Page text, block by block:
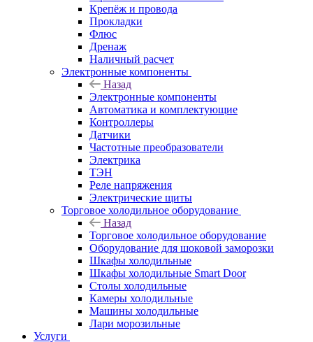
Крепёж и провода
Прокладки
Флюс
Дренаж
Наличный расчет
Электронные компоненты
Назад
Электронные компоненты
Автоматика и комплектующие
Контроллеры
Датчики
Частотные преобразователи
Электрика
ТЭН
Реле напряжения
Электрические щиты
Торговое холодильное оборудование
Назад
Торговое холодильное оборудование
Оборудование для шоковой заморозки
Шкафы холодильные
Шкафы холодильные Smart Door
Столы холодильные
Камеры холодильные
Машины холодильные
Лари морозильные
Услуги